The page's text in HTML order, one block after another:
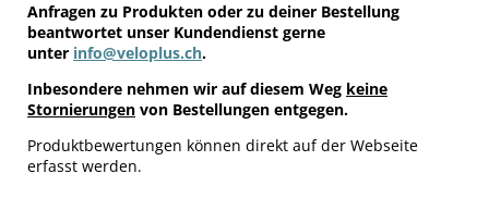
Anfragen zu Produkten oder zu deiner Bestellung
beantwortet unser Kundendienst gerne
unter info@veloplus.ch.
Inbesondere nehmen wir auf diesem Weg keine
Stornierungen von Bestellungen entgegen.
Produktbewertungen können direkt auf der Webseite
erfasst werden.